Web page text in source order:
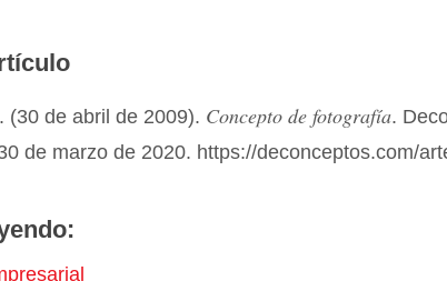
(30 de abril de 2009). Concepto de fotografía.
de marzo de 2020. https://deconceptos.com/